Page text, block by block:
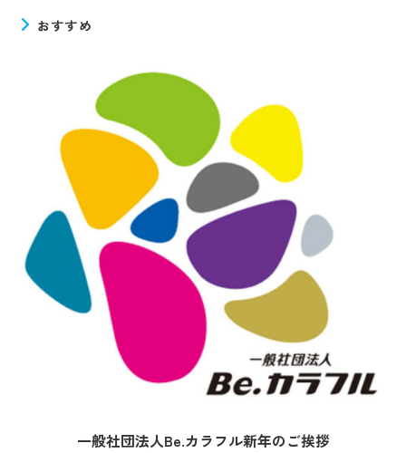
おすすめ
一般社団法人Be.カラフル新年のご挨拶